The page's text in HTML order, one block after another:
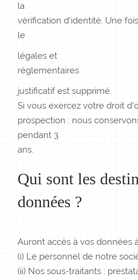
la
vérification d’identité. Une
le
légales et
règlementaires
justificatif est supprimé.
Si vous exercez votre droit
prospection : nous
pendant 3
ans.
Qui sont les
données ?
Auront accès à vos données
(i) Le personnel de notre
(ii) Nos sous-traitants :